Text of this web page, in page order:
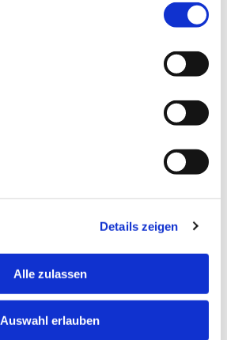
Details zeigen
Alle zulassen
Auswahl erlauben